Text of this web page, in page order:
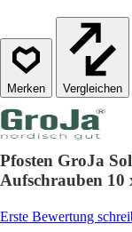
Vergleichen
Pfosten GroJa
Aufschrauben 10
Erste Bewertung